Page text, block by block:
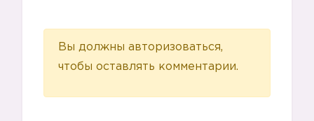
Вы должны авторизоваться,
чтобы оставлять комментарии.